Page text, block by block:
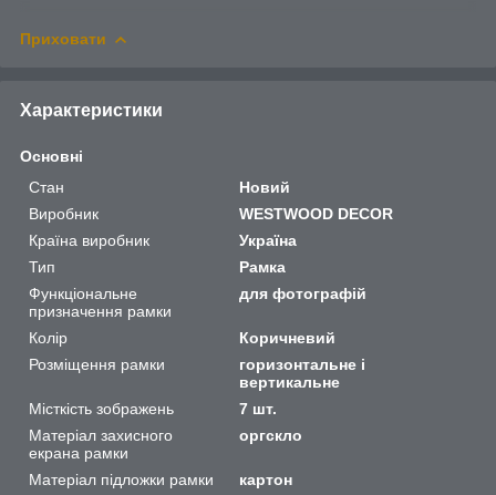
Приховати
Характеристики
Основні
Стан
Новий
Виробник
WESTWOOD DECOR
Країна виробник
Україна
Тип
Рамка
Функціональне
призначення рамки
для фотографій
Колір
Коричневий
Розміщення рамки
горизонтальне і
вертикальне
Місткість зображень
7 шт.
Матеріал захисного
екрана рамки
оргскло
Матеріал підложки рамки
картон